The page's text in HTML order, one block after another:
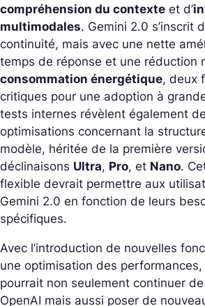
compréhension du contexte et d’
multimodales. Gemini 2.0 s’inscrit
continuité, mais avec une nette
temps de réponse et une réduction
consommation énergétique, deux
critiques pour une adoption à
tests internes révèlent également
optimisations concernant la
modèle, héritée de la première
déclinaisons Ultra, Pro, et Nano.
flexible devrait permettre aux
Gemini 2.0 en fonction de leurs
spécifiques.
Avec l’introduction de nouvelles
une optimisation des performances,
pourrait non seulement continuer
OpenAI mais aussi poser de